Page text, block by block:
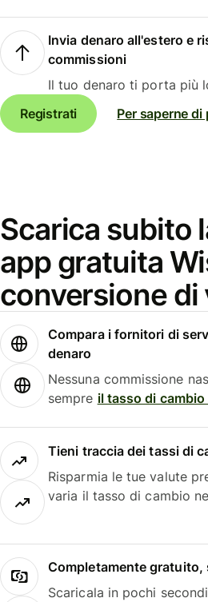
Invia denaro all'estero e
commissioni
Il tuo denaro ti porta più
Registrati
Per saperne di
Scarica subito
app gratuita
conversione di
Compara i fornitori di
denaro
Nessuna commissione
sempre il tasso di
Tieni traccia dei tassi di
Risparmia le tue valute
varia il tasso di cambio
Completamente gratuito,
Scaricala in pochi